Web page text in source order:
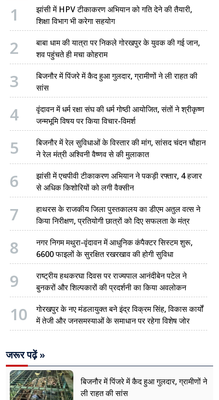
1
झांसी में HPV टीकाकरण अभियान को गति देने की तैयारी,
शिक्षा विभाग भी करेगा सहयोग
2
बाबा धाम की यात्रा पर निकले गोरखपुर के युवक की गई जान,
शव पहुंचते ही मचा कोहराम
3
बिजनौर में पिंजरे में कैद हुआ गुलदार, ग्रामीणों ने ली राहत की
सांस
4
वृंदावन में धर्म रक्षा संघ की धर्म गोष्ठी आयोजित, संतों ने श्रीकृष्ण
जन्मभूमि विषय पर किया विचार-विमर्श
5
बिजनौर में रेल सुविधाओं के विस्तार की मांग, सांसद चंदन चौहान
ने रेल मंत्री अश्विनी वैष्णव से की मुलाकात
6
झांसी में एचपीवी टीकाकरण अभियान ने पकड़ी रफ्तार, 4 हजार
से अधिक किशोरियों को लगी वैक्सीन
7
हाथरस के राजकीय जिला पुस्तकालय का डीएम अतुल वत्स ने
किया निरीक्षण, प्रतियोगी छात्रों को दिए सफलता के मंत्र
8
नगर निगम मथुरा-वृंदावन में आधुनिक कंपैक्टर सिस्टम शुरू,
6600 फाइलों के सुरक्षित रखरखाव की होगी सुविधा
9
राष्ट्रीय हथकरघा दिवस पर राज्यपाल आनंदीबेन पटेल ने
बुनकरों और शिल्पकारों की प्रदर्शनी का किया अवलोकन
10
गोरखपुर के नए मंडलायुक्त बने इंद्र विक्रम सिंह, विकास कार्यों
में तेजी और जनसमस्याओं के समाधान पर रहेगा विशेष जोर
जरूर पढ़ें »
बिजनौर में पिंजरे में कैद हुआ गुलदार, ग्रामीणों ने
ली राहत की सांस